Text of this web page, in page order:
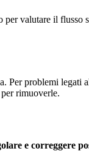
per valutare il flusso
Per problemi legati
rimuoverle.
e correggere